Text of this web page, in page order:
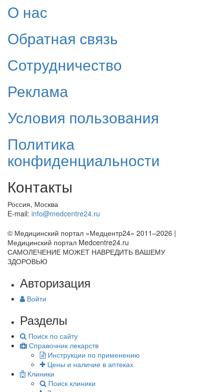
О нас
Обратная связь
Сотрудничество
Реклама
Условия пользования
Политика
конфиденциальности
Контакты
Россия, Москва
E-mail: info@medcentre24.ru
© Медицинский портал «Медцентр24» 2011–2026 |
Медицинский портал Medcentre24.ru
САМОЛЕЧЕНИЕ МОЖЕТ НАВРЕДИТЬ ВАШЕМУ
ЗДОРОВЬЮ
Авторизация
Войти
Разделы
Поиск по сайту
Справочник лекарств
Инструкции по применению
Цены и наличие в аптеках
Клиники
Поиск клиники